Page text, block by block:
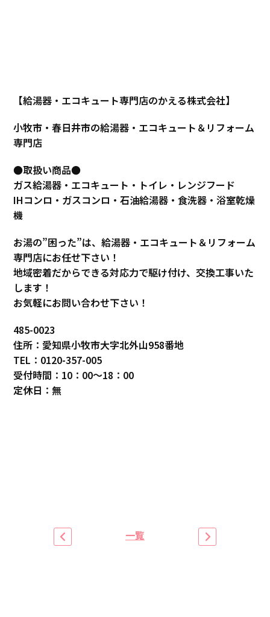
【給湯器・エコキュート専門店のかえる株式会社】
小牧市・春日井市の給湯器・エコキュート＆リフォーム
専門店
●取扱い商品●
ガス給湯器・エコキュート・トイレ・レンジフード
IHコンロ・ガスコンロ・石油給湯器・食洗器・浴室乾燥
機
お湯の”困った”は、給湯器・エコキュート＆リフォーム
専門店にお任せ下さい！
地域密着だからできる対応力で駆け付け、交換工事いた
します！
お気軽にお問い合わせ下さい！
485-0023
住所：愛知県小牧市大字北外山958番地
TEL：0120-357-005
受付時間：10：00～18：00
定休日：無
一覧